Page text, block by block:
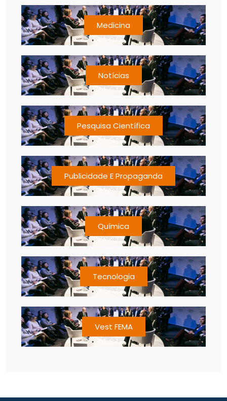
Medicina
Notícias
Pesquisa Científica
Publicidade E Propaganda
Química
Tecnologia
Vest FEMA